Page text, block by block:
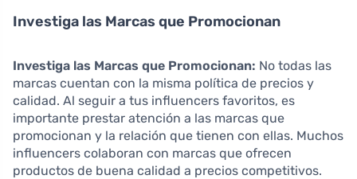
Investiga las Marcas que Promocionan
Investiga las Marcas que Promocionan: No todas las
marcas cuentan con la misma política de precios y
calidad. Al seguir a tus influencers favoritos, es
importante prestar atención a las marcas que
promocionan y la relación que tienen con ellas. Muchos
influencers colaboran con marcas que ofrecen
productos de buena calidad a precios competitivos.